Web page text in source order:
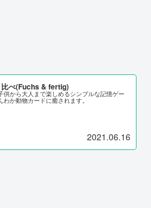
べ(Fuchs & fertig)
供から大人まで楽しめるシンプルな記憶ゲー
わか動物カードに癒されます。
2021.06.16